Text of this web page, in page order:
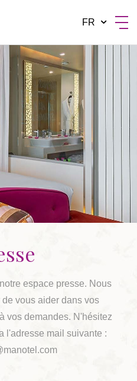
espace presse. Nous
vous aider dans vos
vos demandes. N'hésitez
l'adresse mail suivante :
FR